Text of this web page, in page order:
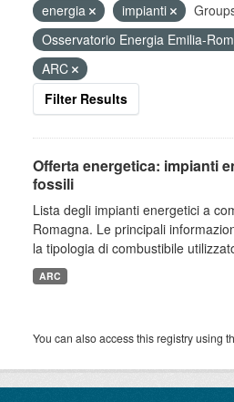
energia
impianti
Osservatorio Energia Emilia-
ARC
Filter Results
Offerta energetica: impianti
fossili
Lista degli impianti energetici a
Romagna. Le principali
la tipologia di combustibile
ARC
You can also access this registry using